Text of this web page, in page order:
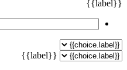
{{label}}
{{label}}